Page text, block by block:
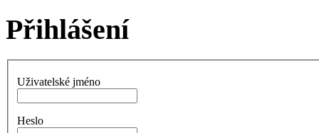
Přihlášení
Uživatelské jméno
Heslo